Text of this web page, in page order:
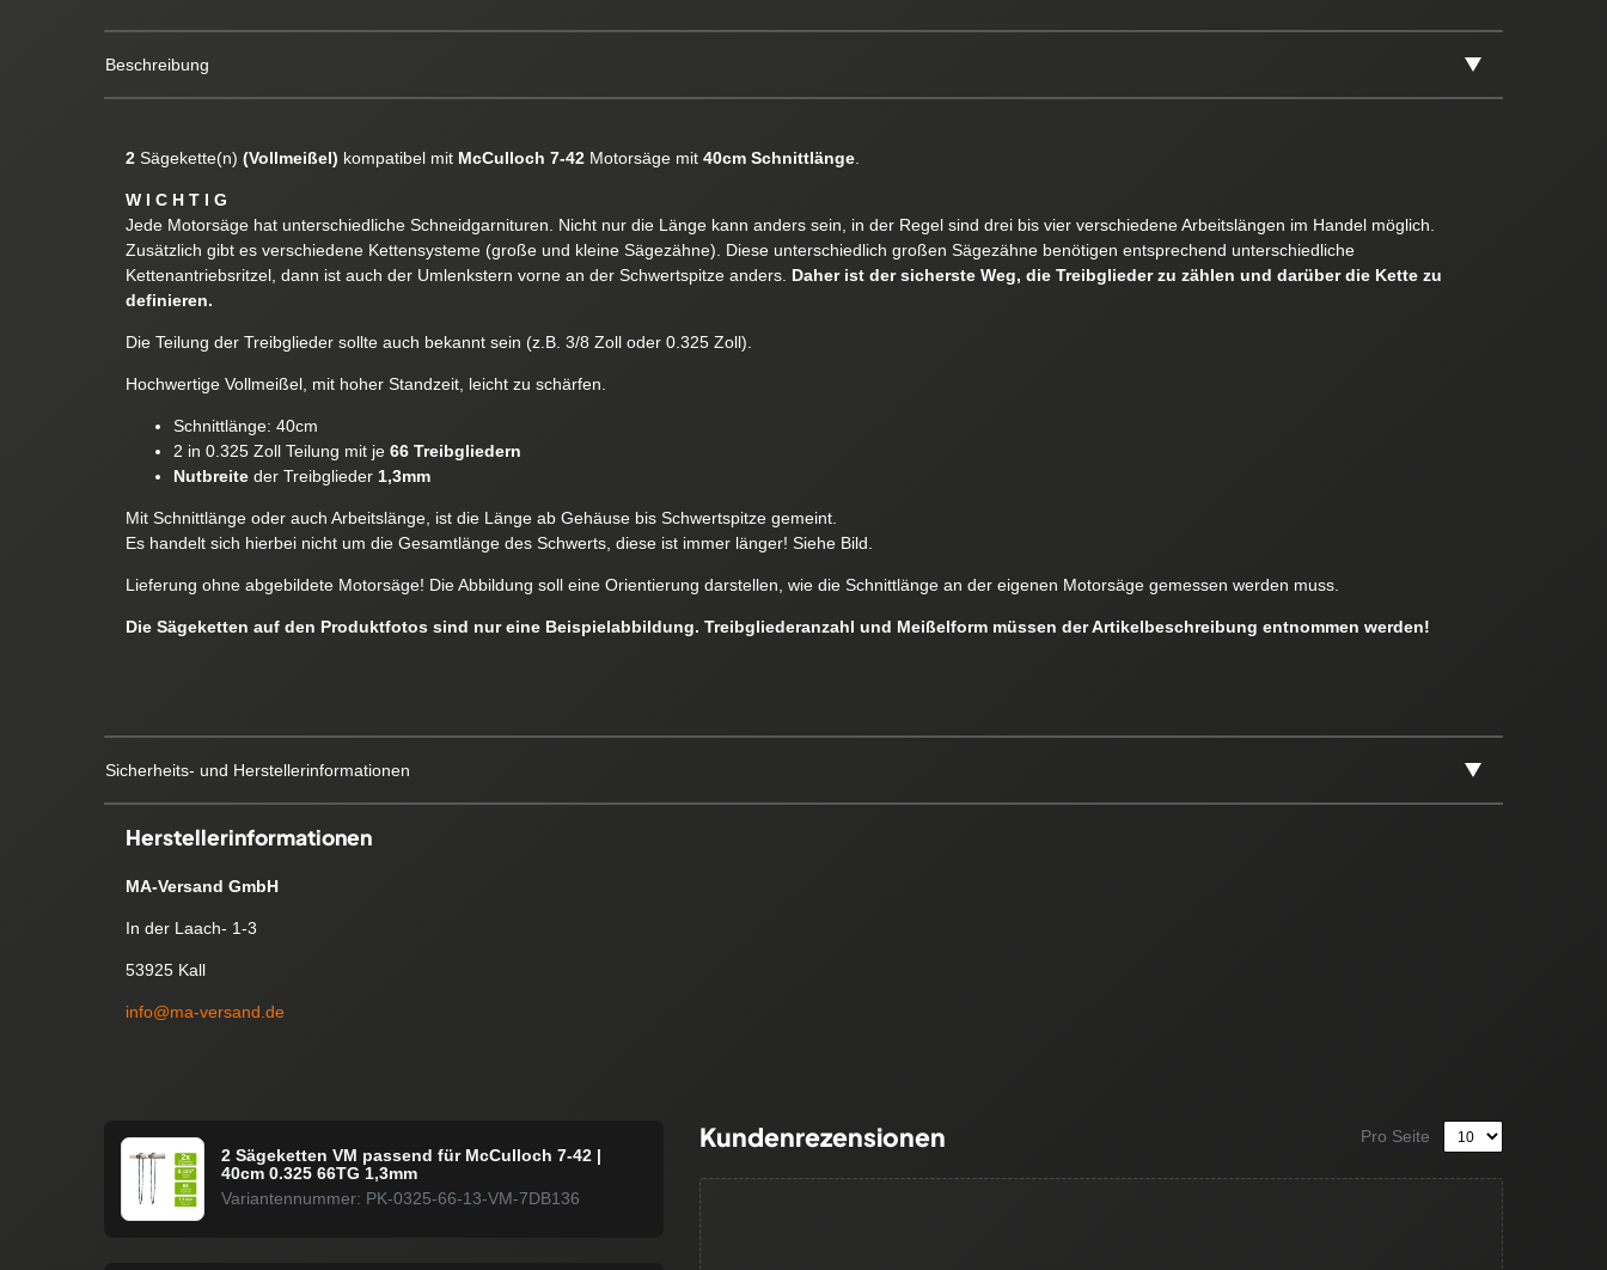
Beschreibung
2Sägekette(n) (Vollmeißel) kompatibel mit McCulloch 7-42Motorsäge mit 40cm Schnittlänge.
W I C H T I G
Jede Motorsäge hat unterschiedliche Schneidgarnituren. Nicht nur die Länge kann anders sein, in der Regel sind drei bis vier verschiedene Arbeitslängen im Handel möglich.
Zusätzlich gibt es verschiedene Kettensysteme (große und kleine Sägezähne). Diese unterschiedlich großen Sägezähne benötigen entsprechend unterschiedliche
Kettenantriebsritzel, dann ist auch der Umlenkstern vorne an der Schwertspitze anders. Daher ist der sicherste Weg, die Treibglieder zu zählen und darüber die Kette zu
definieren.
Die Teilung der Treibglieder sollte auch bekannt sein (z.B. 3/8 Zoll oder 0.325 Zoll).
Hochwertige Vollmeißel, mit hoher Standzeit, leicht zu schärfen.
Schnittlänge: 40cm
2 in 0.325 Zoll Teilung mit je 66 Treibgliedern
Nutbreiteder Treibglieder 1,3mm
Mit Schnittlänge oder auch Arbeitslänge, ist die Länge ab Gehäuse bis Schwertspitze gemeint.
Es handelt sich hierbei nicht um die Gesamtlänge des Schwerts, diese ist immer länger! Siehe Bild.
Lieferung ohne abgebildete Motorsäge! Die Abbildung soll eine Orientierung darstellen, wie die Schnittlänge an der eigenen Motorsäge gemessen werden muss.
Die Sägeketten auf den Produktfotos sind nur eine Beispielabbildung. Treibgliederanzahl und Meißelform müssen der Artikelbeschreibung entnommen werden!
Sicherheits- und Herstellerinformationen
Herstellerinformationen
MA-Versand GmbH
In der Laach- 1-3
53925 Kall
info@ma-versand.de
2 Sägeketten VM passend für McCulloch 7-42 |
40cm 0.325 66TG 1,3mm
Variantennummer: PK-0325-66-13-VM-7DB136
Kundenrezensionen Pro Seite